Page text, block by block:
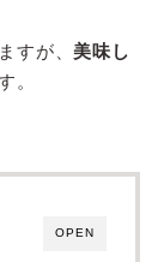
すが、美味し
。
OPEN